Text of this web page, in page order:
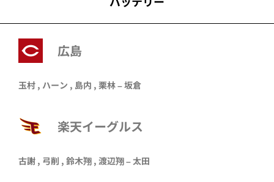
広島
玉村 , ハーン , 島内 , 栗林 – 坂倉
楽天イーグルス
古謝 , 弓削 , 鈴木翔 , 渡辺翔–太田